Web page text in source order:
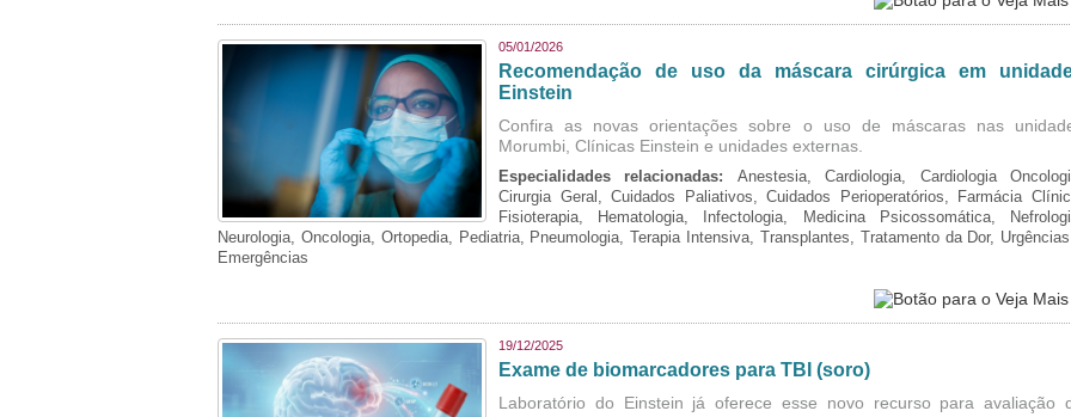
05/01/2026
Recomendação de uso da máscara cirúrgica em
Einstein
Confira as novas orientações sobre o uso de máscaras nas
Morumbi, Clínicas Einstein e unidades externas.
Especialidades relacionadas: Anestesia, Cardiologia, Cardiologia
Cirurgia Geral, Cuidados Paliativos, Cuidados Perioperatórios, Farmácia
Fisioterapia, Hematologia, Infectologia, Medicina Psicossomática,
Neurologia, Oncologia, Ortopedia, Pediatria, Pneumologia, Terapia Intensiva, Transplantes, Tratamento da Dor,
Emergências
19/12/2025
Exame de biomarcadores para TBI (soro)
Laboratório do Einstein já oferece esse novo recurso para avaliação